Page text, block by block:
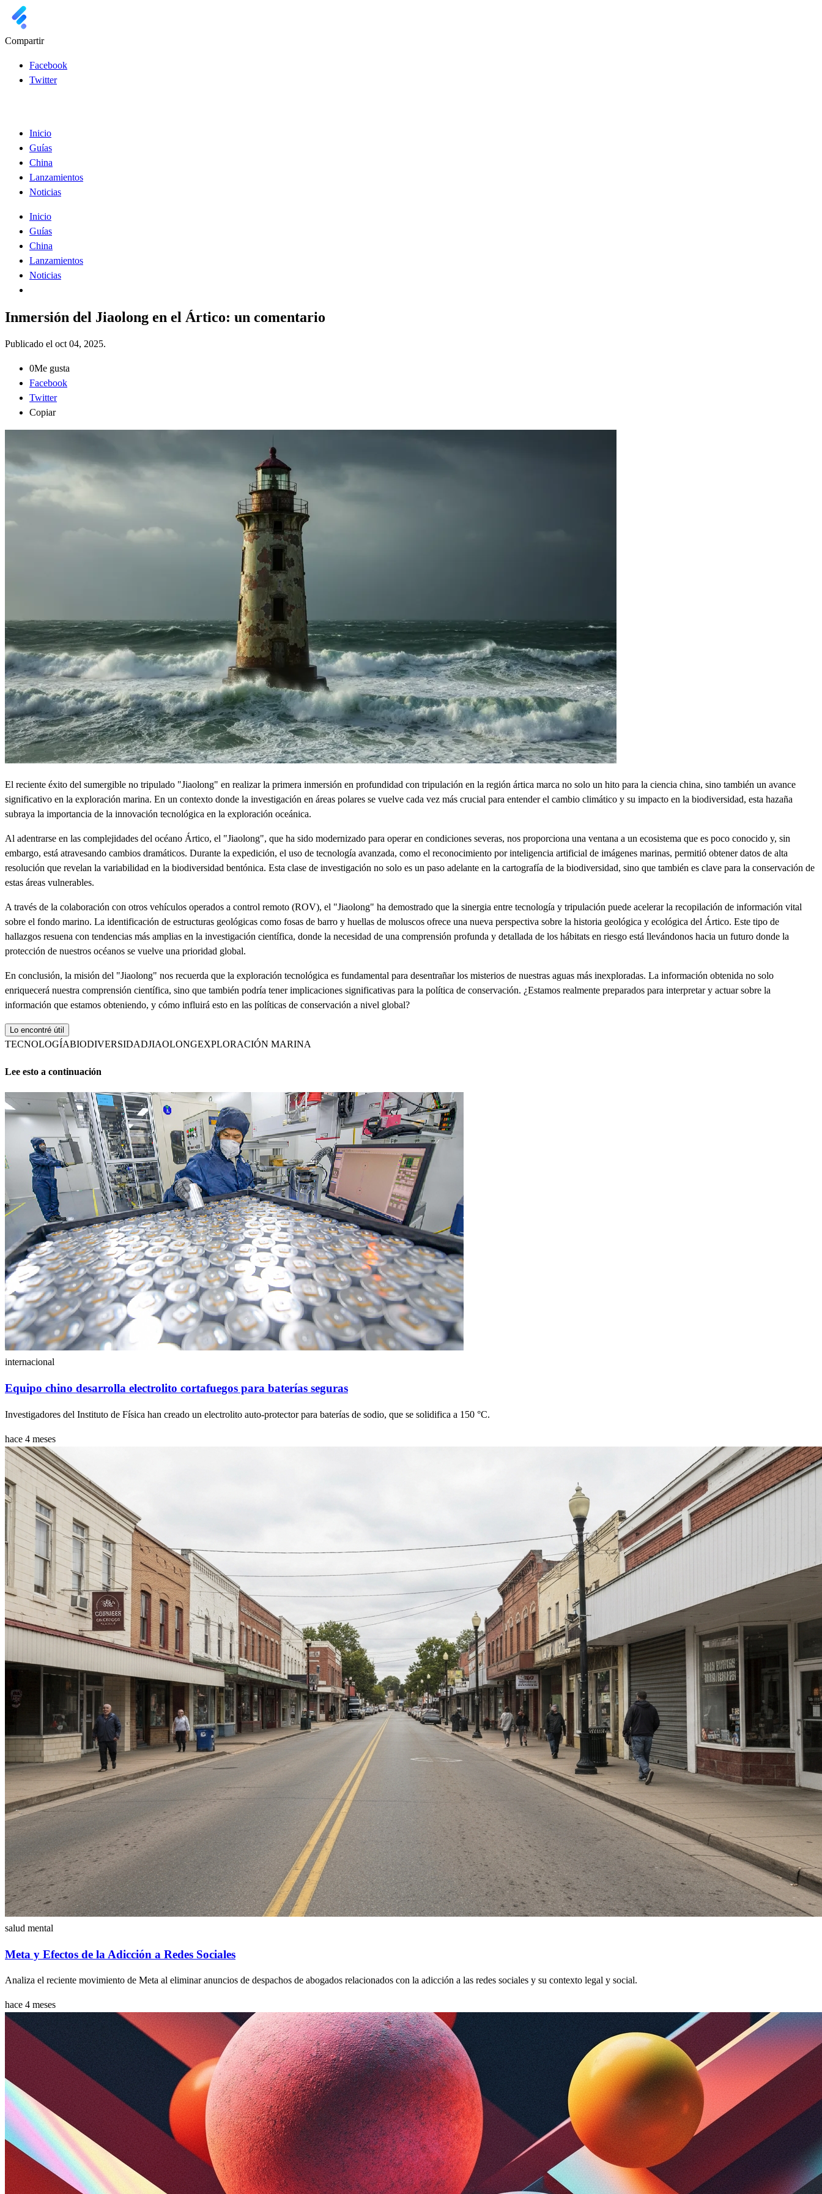
Compartir
Facebook
Twitter
Inicio
Guías
China
Lanzamientos
Noticias
Inicio
Guías
China
Lanzamientos
Noticias
Inmersión del Jiaolong en el Ártico: un comentario
Publicado el oct 04, 2025.
0Me gusta
Facebook
Twitter
Copiar
El reciente éxito del sumergible no tripulado "Jiaolong" en realizar la primera inmersión en profundidad con tripulación en la región ártica marca no solo un hito para la ciencia china, sino también un avance
significativo en la exploración marina. En un contexto donde la investigación en áreas polares se vuelve cada vez más crucial para entender el cambio climático y su impacto en la biodiversidad, esta hazaña
subraya la importancia de la innovación tecnológica en la exploración oceánica.
Al adentrarse en las complejidades del océano Ártico, el "Jiaolong", que ha sido modernizado para operar en condiciones severas, nos proporciona una ventana a un ecosistema que es poco conocido y, sin
embargo, está atravesando cambios dramáticos. Durante la expedición, el uso de tecnología avanzada, como el reconocimiento por inteligencia artificial de imágenes marinas, permitió obtener datos de alta
resolución que revelan la variabilidad en la biodiversidad bentónica. Esta clase de investigación no solo es un paso adelante en la cartografía de la biodiversidad, sino que también es clave para la conservación de
estas áreas vulnerables.
A través de la colaboración con otros vehículos operados a control remoto (ROV), el "Jiaolong" ha demostrado que la sinergia entre tecnología y tripulación puede acelerar la recopilación de información vital
sobre el fondo marino. La identificación de estructuras geológicas como fosas de barro y huellas de moluscos ofrece una nueva perspectiva sobre la historia geológica y ecológica del Ártico. Este tipo de
hallazgos resuena con tendencias más amplias en la investigación científica, donde la necesidad de una comprensión profunda y detallada de los hábitats en riesgo está llevándonos hacia un futuro donde la
protección de nuestros océanos se vuelve una prioridad global.
En conclusión, la misión del "Jiaolong" nos recuerda que la exploración tecnológica es fundamental para desentrañar los misterios de nuestras aguas más inexploradas. La información obtenida no solo
enriquecerá nuestra comprensión científica, sino que también podría tener implicaciones significativas para la política de conservación. ¿Estamos realmente preparados para interpretar y actuar sobre la
información que estamos obteniendo, y cómo influirá esto en las políticas de conservación a nivel global?
Lo encontré útil
TECNOLOGÍABIODIVERSIDADJIAOLONGEXPLORACIÓN MARINA
Lee esto a continuación
internacional
Equipo chino desarrolla electrolito cortafuegos para baterías seguras
Investigadores del Instituto de Física han creado un electrolito auto-protector para baterías de sodio, que se solidifica a 150 °C.
hace 4 meses
salud mental
Meta y Efectos de la Adicción a Redes Sociales
Analiza el reciente movimiento de Meta al eliminar anuncios de despachos de abogados relacionados con la adicción a las redes sociales y su contexto legal y social.
hace 4 meses